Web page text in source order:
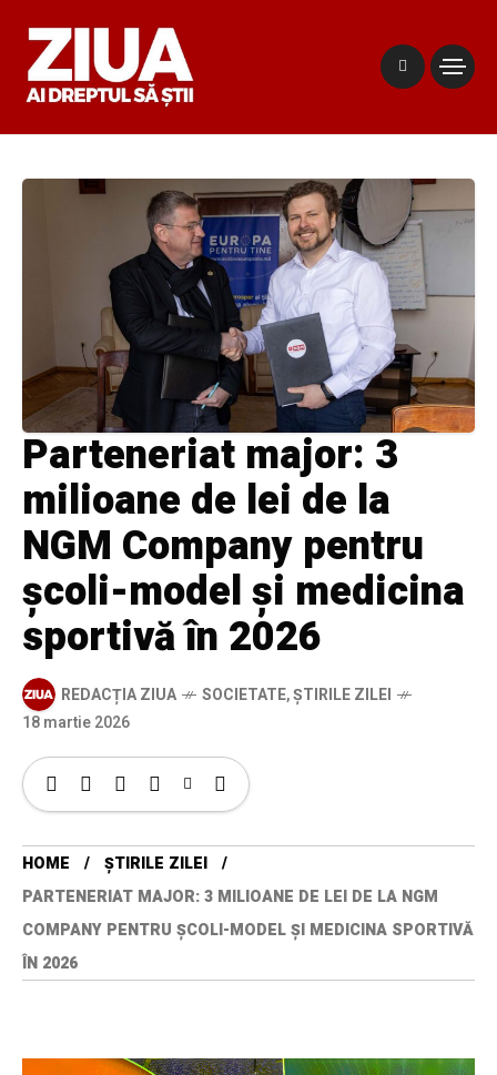
Parteneriat major: 3
milioane de lei de la
NGM Company pentru
școli-model și medicina
sportivă în 2026
REDACȚIA ZIUA SOCIETATE,ȘTIRILE ZILEI
18 martie 2026
HOME
ȘTIRILE ZILEI
PARTENERIAT MAJOR: 3 MILIOANE DE LEI DE LA NGM
COMPANY PENTRU ȘCOLI-MODEL ȘI MEDICINA SPORTIVĂ
ÎN 2026